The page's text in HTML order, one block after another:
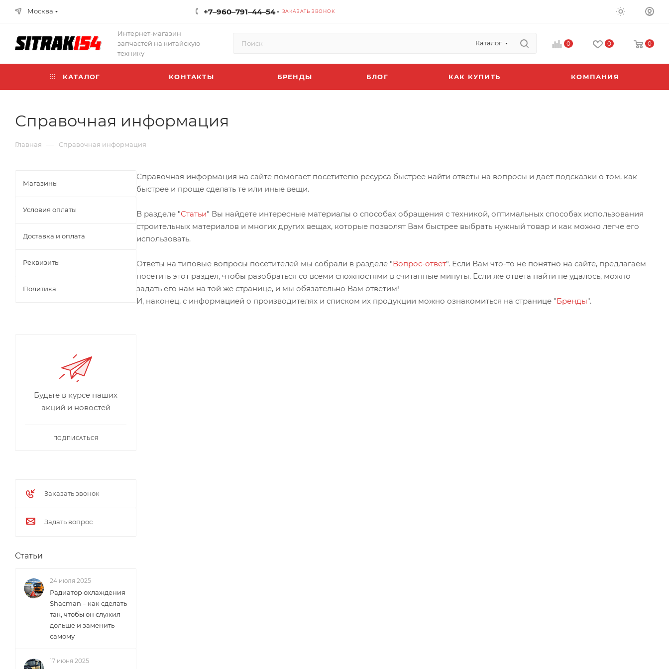
Москва +7‒960‒791‒44‒54 ЗАКАЗАТЬ ЗВОНОК
Интернет-магазин
запчастей на китайскую
технику
Каталог 0 0 0
КАТАЛОГ КОНТАКТЫ БРЕНДЫ БЛОГ КАК КУПИТЬ КОМПАНИЯ
Справочная информация
Главная — Справочная информация
Справочная информация на сайте помогает посетителю ресурса быстрее найти ответы на вопросы и дает подсказки о том, как
быстрее и проще сделать те или иные вещи.
В разделе "Статьи" Вы найдете интересные материалы о способах обращения с техникой, оптимальных способах использования
строительных материалов и многих других вещах, которые позволят Вам быстрее выбрать нужный товар и как можно легче его
использовать.
Ответы на типовые вопросы посетителей мы собрали в разделе "Вопрос-ответ". Если Вам что-то не понятно на сайте, предлагаем
посетить этот раздел, чтобы разобраться со всеми сложностями в считанные минуты. Если же ответа найти не удалось, можно
задать его нам на той же странице, и мы обязательно Вам ответим!
И, наконец, с информацией о производителях и списком их продукции можно ознакомиться на странице "Бренды".
Магазины
Условия оплаты
Доставка и оплата
Реквизиты
Политика
Будьте в курсе наших
акций и новостей
ПОДПИСАТЬСЯ
Заказать звонок
Задать вопрос
Статьи
24 июля 2025
Радиатор охлаждения
Shacman – как сделать
так, чтобы он служил
дольше и заменить
самому
17 июня 2025